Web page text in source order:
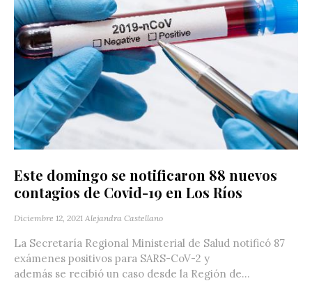
Este domingo se notificaron 88 nuevos
contagios de Covid-19 en Los Ríos
Diciembre 12, 2021 Alejandra Castellano
La Secretaría Regional Ministerial de Salud notificó 87
exámenes positivos para SARS-CoV-2 y
además se recibió un caso desde la Región de...